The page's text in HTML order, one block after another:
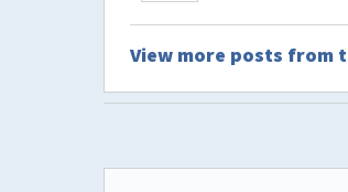
View more posts from